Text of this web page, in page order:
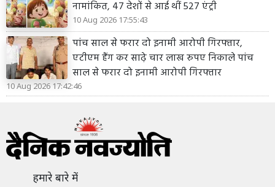
नामांकित, 47 देशों से आई थीं 527 एंट्री
10 Aug 2026 17:55:43
पांच साल से फरार दो इनामी आरोपी गिरफ्तार,
एटीएम हैंग कर साढ़े चार लाख रुपए निकाले पांच
साल से फरार दो इनामी आरोपी गिरफ्तार
10 Aug 2026 17:42:46
हमारे बारे में